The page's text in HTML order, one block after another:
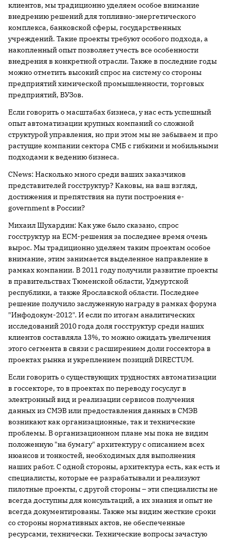
клиентов, мы традиционно уделяем особое внимание
внедрению решений для топливно-энергетического
комплекса, банковской сферы, государственных
учреждений. Такие проекты требуют особого подхода, а
накопленный опыт позволяет учесть все особенности
внедрения в конкретной отрасли. Также в последние годы
можно отметить высокий спрос на систему со стороны
предприятий химической промышленности, торговых
предприятий, ВУЗов.
Если говорить о масштабах бизнеса, у нас есть успешный
опыт автоматизации крупных компаний со сложной
структурой управления, но при этом мы не забываем и про
растущие компании сектора СМБ с гибкими и мобильными
подходами к ведению бизнеса.
CNews: Насколько много среди ваших заказчиков
представителей госструктур? Каковы, на ваш взгляд,
достижения и препятствия на пути построения e-
government в России?
Михаил Шухардин: Как уже было сказано, спрос
госструктур на ECM-решения за последнее время очень
вырос. Мы традиционно уделяем таким проектам особое
внимание, этим занимается выделенное направление в
рамках компании. В 2011 году получили развитие проекты
в правительствах Тюменской области, Удмуртской
республики, а также Ярославской области. Последнее
решение получило заслуженную награду в рамках форума
"Инфодокум-2012". И если по итогам аналитических
исследований 2010 года доля госструктур среди наших
клиентов составляла 13%, то можно ожидать увеличения
этого сегмента в связи с расширением доли госсектора в
проектах рынка и укреплением позиций DIRECTUM.
Если говорить о существующих трудностях автоматизации
в госсекторе, то в проектах по переводу госуслуг в
электронный вид и реализации сервисов получения
данных из СМЭВ или предоставления данных в СМЭВ
возникают как организационные, так и технические
проблемы. В организационном плане мы пока не видим
положенную "на бумагу" архитектуру с описанием всех
нюансов и тонкостей, необходимых для выполнения
наших работ. С одной стороны, архитектура есть, как есть и
специалисты, которые ее разрабатывали и реализуют
пилотные проекты, с другой стороны – эти специалисты не
всегда доступны для консультаций, а их знания и опыт не
всегда документированы. Также мы видим жесткие сроки
со стороны нормативных актов, не обеспеченные
ресурсами, технически. Технические вопросы зачастую